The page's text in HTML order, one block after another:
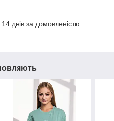
днів за домовленістю